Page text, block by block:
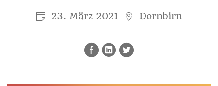
23. März 2021 Dornbirn